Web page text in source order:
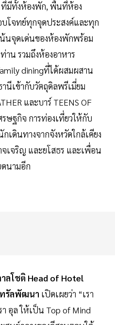
ที่มีทั้งห้องพัก, พื้นที่ห้อง
บโจทย์ทุกจุดประสงค์และทุก
นจุดเด่นของห้องพักพร้อม
าน รวมถึงห้องอาหาร
diningที่ได้ผสมผสาน
นีเข้ากับวัตถุดิลพรีเมี่ยม
และบาร์ TEENS OF
ษฐกิจ การท่องเที่ยวให้กับ
เดินทางจากจังหวัดใกล้เคียง
เจริญ และยโสธร และเพื่อน
นามอีก
าลโชติ Head of Hotel
ทรัลพัฒนา เปิดเผยว่า “เรา
อุล ให้เป็น Top of Mind